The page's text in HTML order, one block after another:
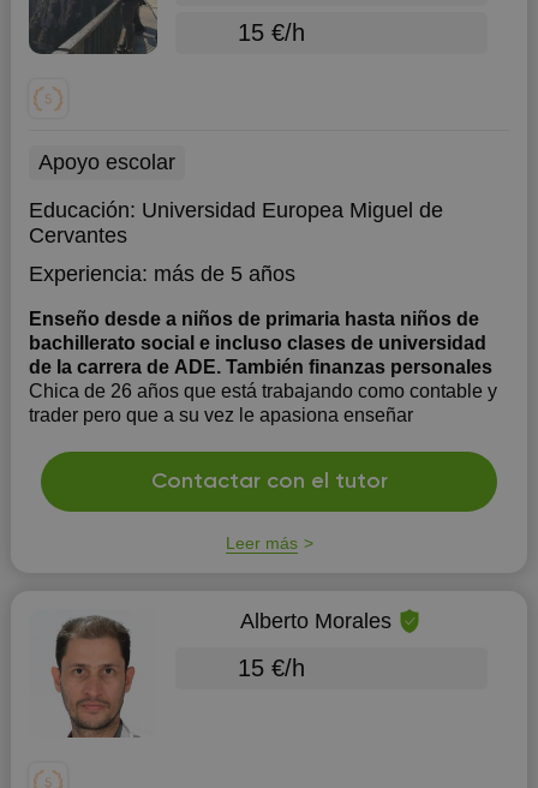
15 €/h
Apoyo escolar
Educación: Universidad Europea Miguel de
Cervantes
Experiencia: más de 5 años
Enseño desde a niños de primaria hasta niños de
bachillerato social e incluso clases de universidad
de la carrera de ADE. También finanzas personales
Chica de 26 años que está trabajando como contable y
trader pero que a su vez le apasiona enseñar
Contactar con el tutor
Leer más
Alberto Morales
15 €/h